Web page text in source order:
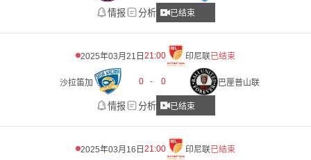
情报 分析 已结束
2025年03月21日 21:00 印尼联已结束
沙拉笛加 0 - 0 巴厘普山联
情报 分析 已结束
2025年03月16日 21:00 印尼联已结束